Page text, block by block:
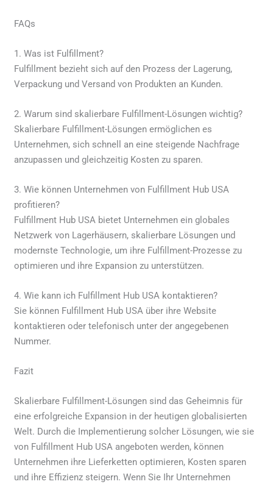
FAQs
1. Was ist Fulfillment?
Fulfillment bezieht sich auf den Prozess der Lagerung,
Verpackung und Versand von Produkten an Kunden.
2. Warum sind skalierbare Fulfillment-Lösungen wichtig?
Skalierbare Fulfillment-Lösungen ermöglichen es
Unternehmen, sich schnell an eine steigende Nachfrage
anzupassen und gleichzeitig Kosten zu sparen.
3. Wie können Unternehmen von Fulfillment Hub USA
profitieren?
Fulfillment Hub USA bietet Unternehmen ein globales
Netzwerk von Lagerhäusern, skalierbare Lösungen und
modernste Technologie, um ihre Fulfillment-Prozesse zu
optimieren und ihre Expansion zu unterstützen.
4. Wie kann ich Fulfillment Hub USA kontaktieren?
Sie können Fulfillment Hub USA über ihre Website
kontaktieren oder telefonisch unter der angegebenen
Nummer.
Fazit
Skalierbare Fulfillment-Lösungen sind das Geheimnis für
eine erfolgreiche Expansion in der heutigen globalisierten
Welt. Durch die Implementierung solcher Lösungen, wie sie
von Fulfillment Hub USA angeboten werden, können
Unternehmen ihre Lieferketten optimieren, Kosten sparen
und ihre Effizienz steigern. Wenn Sie Ihr Unternehmen